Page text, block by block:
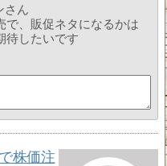
さん
で、販促ネタになるかは
待したいです
株価注